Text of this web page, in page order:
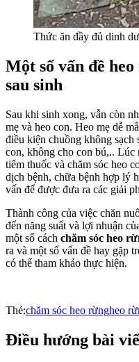
Thức ăn đầy đủ dinh
Một số vấn đề
sau sinh
Sau khi sinh xong, vẫn còn
mẹ và heo con. Heo mẹ dễ
điều kiện chuồng không sạch
con, không cho con bú,.. Lúc
tiêm thuốc và chăm sóc heo
dịch bệnh, chữa bệnh hợp lý
vấn để được đưa ra các giải
Thành công của việc chăn
đến năng suất và lợi nhuận
một số cách chăm sóc heo
ra và một số vấn đề hay gặp
có thể tham khảo thực hiện.
Thẻ:chăm sóc heo rừngheo
Điều hướng bài